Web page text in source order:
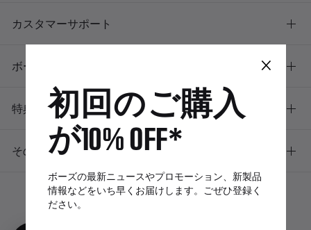
カスタマーサポート
ボーズについて
特典
その他のリンク
×
初回のご購入
が10% OFF*
ボーズの最新ニュースやプロモーション、新製品
情報などをいち早くお届けします。ごぜひ登録く
ださい。